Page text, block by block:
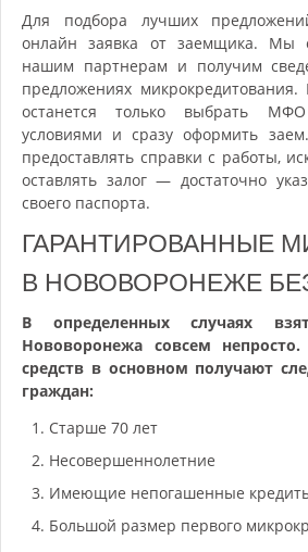
Для подбора лучших
онлайн заявка от заемщика. Мы
нашим партнерам и получим
предложениях микрокредитования.
останется только выбрать
условиями и сразу оформить
предоставлять справки с работы,
оставлять залог — достаточно
своего паспорта.
ГАРАНТИРОВАННЫЕ
В НОВОВОРОНЕЖЕ
В определенных случаях
Нововоронежа совсем
средств в основном получают
граждан:
Старше 70 лет
Несовершеннолетние
Имеющие непогашенные
Большой размер первого